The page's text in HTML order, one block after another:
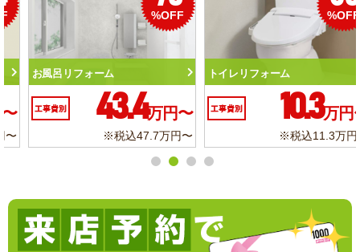
%OFF
トイレリフォーム
工事費別 10.3万円〜
※税込11.3万円〜
%OFF
洗面化粧台リフォーム
工事費別 6.2万円〜
※税込6.8万円〜